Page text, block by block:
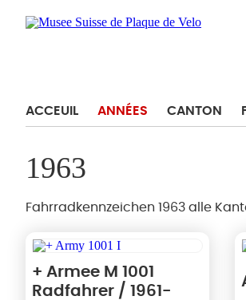
ACCEUIL ANNÉES CANTON
1963
Fahrradkennzeichen 1963 alle
+ Armee M 1001
Radfahrer / 1961-